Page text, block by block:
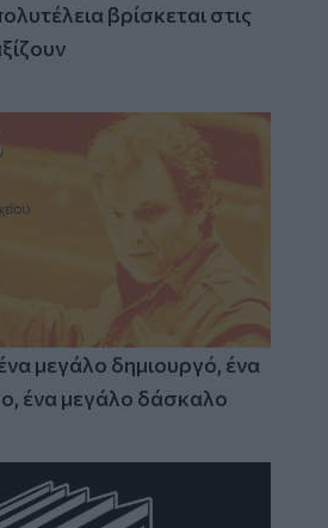
βρίσκεται στις
μεγάλο δημιουργό, ένα
ένα μεγάλο δάσκαλο